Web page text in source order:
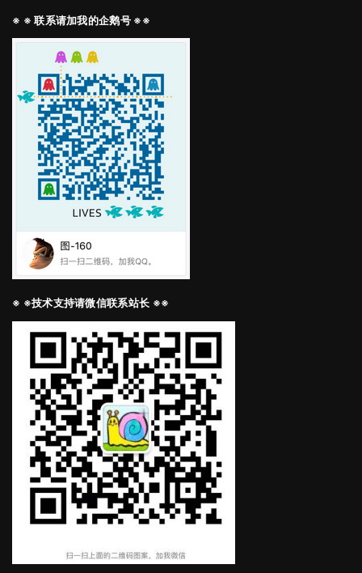
※ ※ 联系请加我的企鹅号 ※※
※ ※技术支持请微信联系站长 ※※